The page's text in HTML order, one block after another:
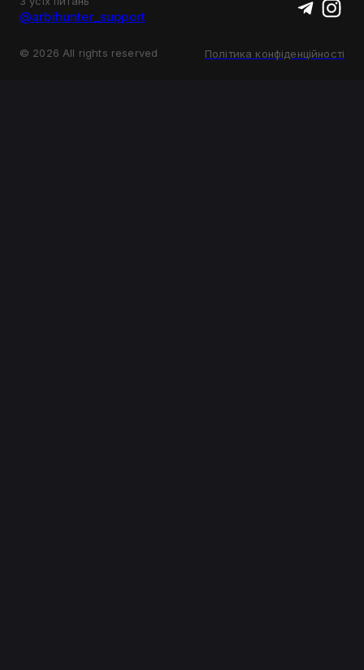
@arbihunter_support
© 2026 All rights reserved Політика конфіденційності